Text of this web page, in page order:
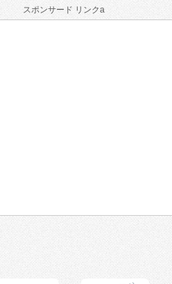
スポンサード リンクa